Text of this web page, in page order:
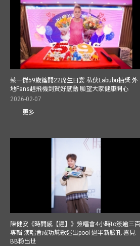
蔡一傑59歲筵開22席生日宴 私伙Labubu抽獎 外
地Fans趕飛機到賀好感動 願望大家健康開心
2026-02-07
更多
陳健安《時間感【遲】》簽唱會4小時to簽逾三百
專輯 演唱會成功幫歌迷出pool 過半新臉孔 喜見
BB粉出世